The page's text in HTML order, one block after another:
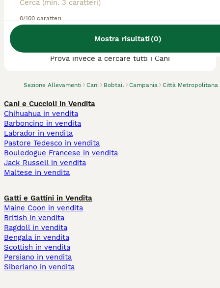
0/100 caratteri
Mostra risultati(0)
Sezione Allevamenti Cani Bobtail Campania Città Metropolitana
Abbiamo trovato 0 Allevamento di Bobtail,
Prova invece a cercare tutti i Cani
Cani e Cuccioli in Vendita
Chihuahua in vendita
Barboncino in vendita
Labrador in vendita
Pastore Tedesco in vendita
Bouledogue Francese in vendita
Jack Russell in vendita
Maltese in vendita
Gatti e Gattini in Vendita
Maine Coon in vendita
British in vendita
Ragdoll in vendita
Bengala in vendita
Scottish in vendita
Persiano in vendita
Siberiano in vendita